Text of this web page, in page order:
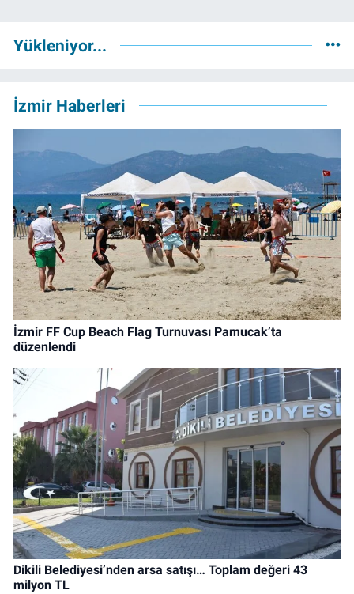
Yükleniyor...
İzmir Haberleri
İzmir FF Cup Beach Flag Turnuvası Pamucak’ta
düzenlendi
Dikili Belediyesi’nden arsa satışı… Toplam değeri 43
milyon TL